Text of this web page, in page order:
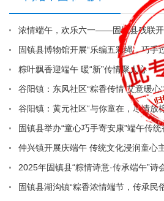
粽叶飘香迎端午 暖“新”传情聚人心
谷阳镇：东风社区“粽香传情 艾意暖心”
仲兴镇开展庆端午 传统文化浸润童心
2025年固镇县“粽情诗意·传承端午”诗